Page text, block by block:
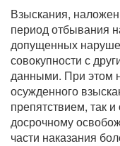
Взыскания,
период отбывания
допущенных
совокупности с
данными. При этом
осужденного
препятствием, так
досрочному
части наказания